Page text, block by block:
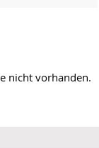
nicht vorhanden.